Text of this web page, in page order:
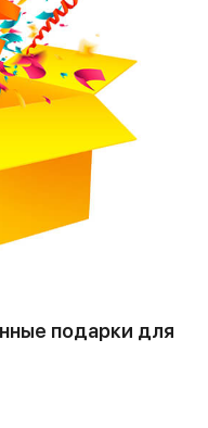
подарки для